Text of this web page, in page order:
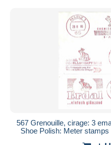
567 Grenouille, cirage: 3
Shoe Polish: Meter